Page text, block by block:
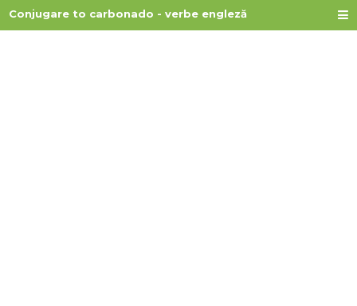
Conjugare to carbonado - verbe engleză